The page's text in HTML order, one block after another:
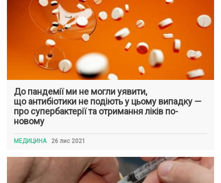
До пандемії ми не могли уявити,
що антибіотики не подіють у цьому випадку —
про супербактерії та отримання ліків по-
новому
МЕДИЦИНА 26 лис 2021